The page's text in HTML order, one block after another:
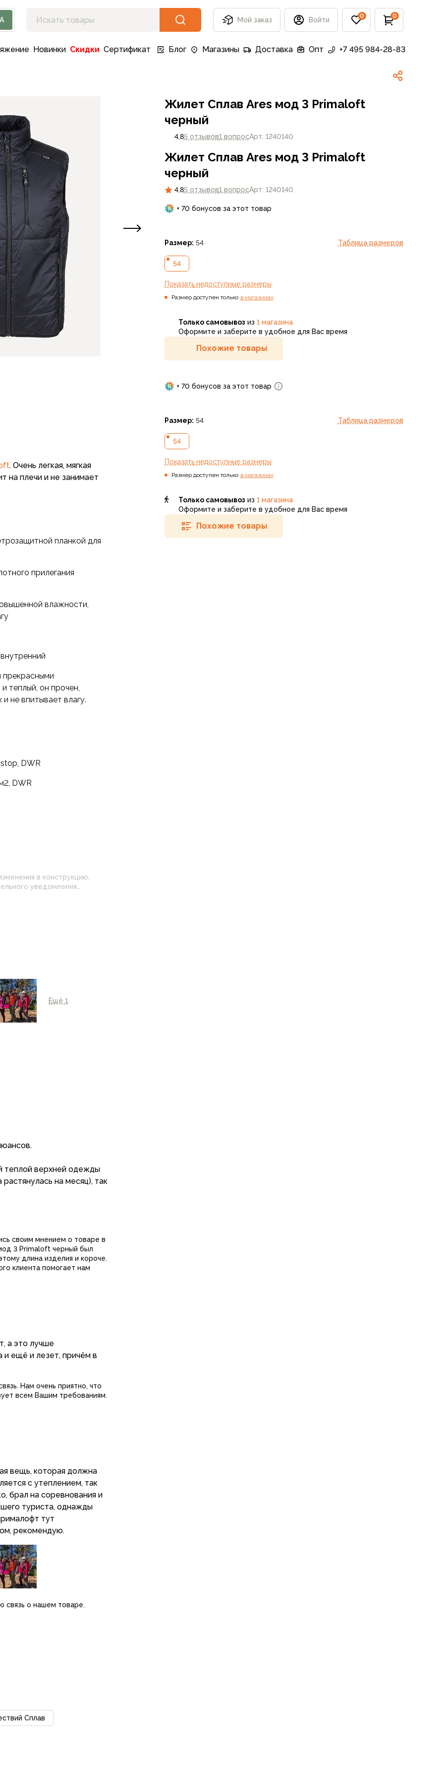
Мой заказ Войти 0 0
Новинки Скидки Сертификат Блог Магазины Доставка Опт +7 495 984-28-83
. Очень легкая, мягкая
на плечи и не занимает
планкой для
прилегания
влажности,
прекрасными
теплый, он прочен,
не впитывает влагу.
DWR
DWR
в конструкцию,
Ещё 1
теплой верхней одежды
на месяц), так
под ней (футболки,
на то, что
"держать в прохладе".
снаружи уже конкретно
- офигенная
за исключением
в городе он
при поездках на
своим мнением о товаре в
3 Primaloft черный был
длина изделия и короче.
клиента помогает нам
а это лучше
и ещё и лезет, причём в
Нам очень приятно, что
всем Вашим требованиям.
с утеплением, так
брал на соревнования и
туриста, однажды
тут
рекомендую.
связь о нашем товаре.
Сплав
+ 70 бонусов за этот товар
Жилет Сплав Ares мод 3 Primaloft
черный
Размер: 54 Таблица размеров
54
Показатьнедоступные размеры
Размер доступен только в магазинах
4,85 отзывов1 вопросАрт: 1240140
Только самовывоз из 1 магазина
Оформите и заберите в удобное для Вас время
Похожие товары
+ 70 бонусов за этот товар
Жилет Сплав Ares мод 3 Primaloft
черный
Размер: 54 Таблица размеров
54
Показатьнедоступные размеры
Размер доступен только в магазинах
4,85 отзывов1 вопросАрт: 1240140
Только самовывоз из 1 магазина
Оформите и заберите в удобное для Вас время
Похожие товары